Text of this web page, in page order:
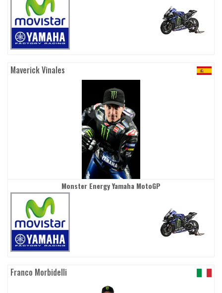
Maverick Vinales
Monster Energy Yamaha MotoGP
Franco Morbidelli